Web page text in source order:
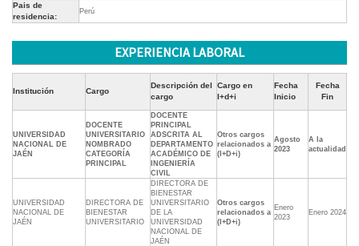
Pais de
residencia:
Perú
EXPERIENCIA LABORAL
Institución Cargo
Descripción del
cargo
Cargo en
I+d+i
Fecha
Inicio
Fecha
Fin
UNIVERSIDAD
NACIONAL DE
JAÉN
DOCENTE
UNIVERSITARIO
NOMBRADO
CATEGORÍA
PRINCIPAL
DOCENTE
PRINCIPAL
ADSCRITA AL
DEPARTAMENTO
ACADÉMICO DE
INGENIERÍA
CIVIL
Otros cargos
relacionados a
(I+D+i)
Agosto
2023
A la
actualidad
UNIVERSIDAD
NACIONAL DE
JAÉN
DIRECTORA DE
BIENESTAR
UNIVERSITARIO
DIRECTORA DE
BIENESTAR
UNIVERSITARIO
DE LA
UNIVERSIDAD
NACIONAL DE
JAÉN
Otros cargos
relacionados a
(I+D+i)
Enero
2023
Enero 2024